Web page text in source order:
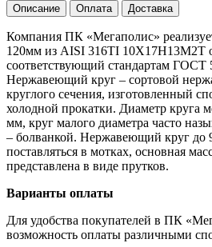
Описание Оплата Доставка
Компания ПК «Мегаполис»
120мм из AISI 316TI 10Х17Н13М2Т
соответствующий стандартам ГОСТ
Нержавеющий круг – сортовой
круглого сечения, изготовленный
холодной прокатки. Диаметр круга
мм, круг малого диаметра часто
– болванкой. Нержавеющий круг до
поставляться в мотках, основная
представлена в виде прутков.
Варианты оплаты
Для удобства покупателей в ПК
возможность оплаты различными